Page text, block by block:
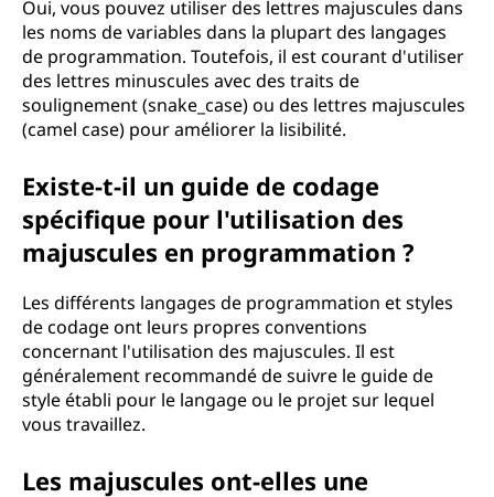
Oui, vous pouvez utiliser des lettres majuscules dans
les noms de variables dans la plupart des langages
de programmation. Toutefois, il est courant d'utiliser
des lettres minuscules avec des traits de
soulignement (snake_case) ou des lettres majuscules
(camel case) pour améliorer la lisibilité.
Existe-t-il un guide de codage
spécifique pour l'utilisation des
majuscules en programmation ?
Les différents langages de programmation et styles
de codage ont leurs propres conventions
concernant l'utilisation des majuscules. Il est
généralement recommandé de suivre le guide de
style établi pour le langage ou le projet sur lequel
vous travaillez.
Les majuscules ont-elles une